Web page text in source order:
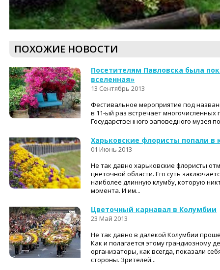
ПОХОЖИЕ НОВОСТИ
Посетителям Павловска была
вселенная»
13 Сентябрь 2013
Фестивальное мероприятие под
в 11-ый раз встречает многочисленных
Государственного заповедного музея
Харьковские флористы попали в
01 Июнь 2013
Не так давно харьковские флористы
цветочной области. Его суть
наиболее длинную клумбу, которую
момента. И им...
Цветочный карнавал в Колумбии
23 Май 2013
Не так давно в далекой Колумбии
Как и полагается этому грандиозному
организаторы, как всегда, показали
стороны. Зрителей...